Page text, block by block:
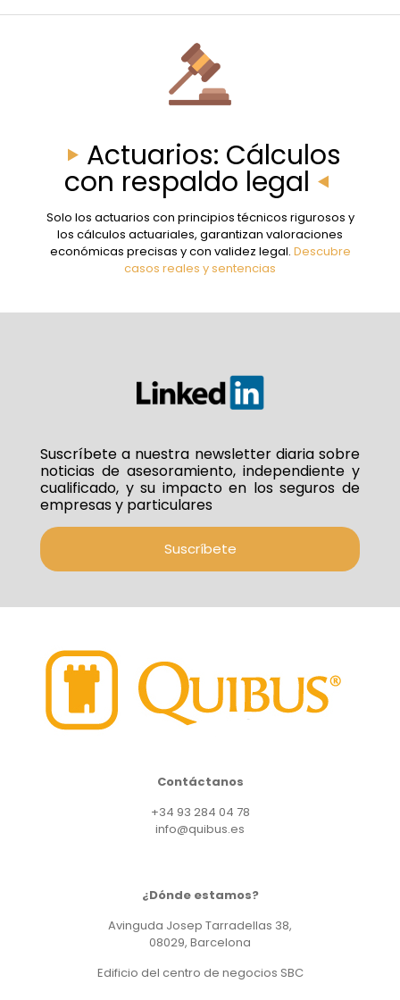
Actuarios: Cálculos
con respaldo legal
Solo los actuarios con principios técnicos rigurosos y
los cálculos actuariales, garantizan valoraciones
económicas precisas y con validez legal. Descubre
casos reales y sentencias
Suscríbete a nuestra newsletter diaria sobre
noticias de asesoramiento, independiente y
cualificado, y su impacto en los seguros de
empresas y particulares
Suscríbete
Contáctanos
+34 93 284 04 78
info@quibus.es
¿Dónde estamos?
Avinguda Josep Tarradellas 38,
08029, Barcelona
Edificio del centro de negocios SBC